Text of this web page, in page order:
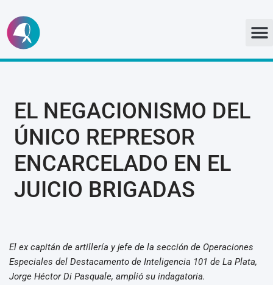
Ir
al
EL NEGACIONISMO DEL
ÚNICO REPRESOR
ENCARCELADO EN EL
JUICIO BRIGADAS
El ex capitán de artillería y jefe de la sección de Operaciones
Especiales del Destacamento de Inteligencia 101 de La Plata,
Jorge Héctor Di Pasquale, amplió su indagatoria.